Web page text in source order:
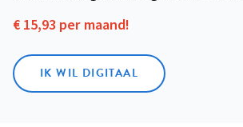
€ 15,93 per maand!
IK WIL DIGITAAL